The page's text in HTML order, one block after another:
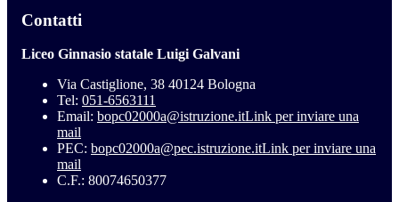
Contatti
Liceo Ginnasio statale Luigi Galvani
Via Castiglione, 38 40124 Bologna
Tel: 051-6563111
Email: bopc02000a@istruzione.itLink per inviare una
mail
PEC: bopc02000a@pec.istruzione.itLink per inviare una
mail
C.F.: 80074650377